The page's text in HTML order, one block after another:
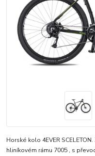
Horské kolo 4EVER
hliníkovém rámu 7005 , s